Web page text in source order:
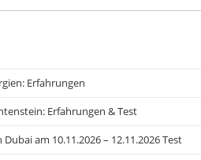
Erfahrungen
Erfahrungen & Test
am 10.11.2026 – 12.11.2026 Test